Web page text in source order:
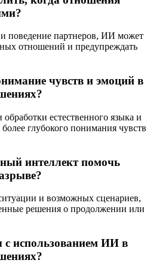
поведение партнеров, ИИ может
отношений и предупреждать
чувств и эмоций в
естественного языка и
глубокого понимания чувств
интеллект помочь
и возможных сценариев,
решения о продолжении или
с использованием ИИ в